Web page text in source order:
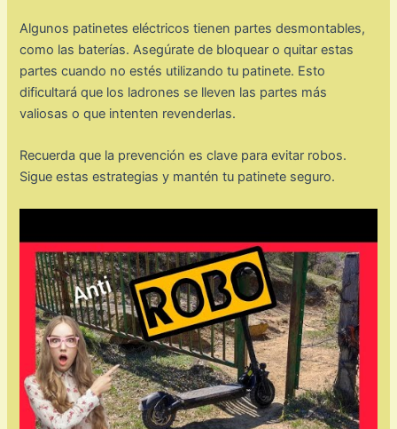
Algunos patinetes eléctricos tienen partes desmontables,
como las baterías. Asegúrate de bloquear o quitar estas
partes cuando no estés utilizando tu patinete. Esto
dificultará que los ladrones se lleven las partes más
valiosas o que intenten revenderlas.
Recuerda que la prevención es clave para evitar robos.
Sigue estas estrategias y mantén tu patinete seguro.